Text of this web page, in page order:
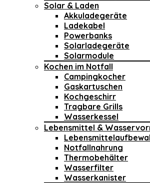
Solar & Laden
Akkuladegeräte
Ladekabel
Powerbanks
Solarladegeräte
Solarmodule
Kochen im Notfall
Campingkocher
Gaskartuschen
Kochgeschirr
Tragbare Grills
Wasserkessel
Lebensmittel &
Notfallnahrung
Thermobehälter
Wasserfilter
Wasserkanister